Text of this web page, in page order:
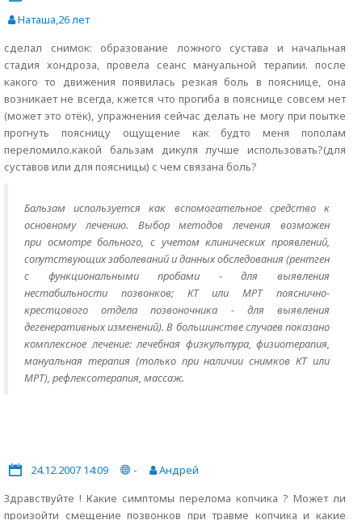
Наташа,26 лет
сделал снимок: образование ложного сустава и начальная
стадия хондроза, провела сеанс мануальной терапии. после
какого то движения появилась резкая боль в пояснице, она
возникает не всегда, кжется что прогиба в пояснице совсем нет
(может это отёк), упражнения сейчас делать не могу при поытке
прогнуть поясницу ощущение как будто меня пополам
переломило.какой бальзам дикуля лучше использовать?(для
суставов или для поясницы) с чем связана боль?
Бальзам используется как вспомогательное средство к
основному лечению. Выбор методов лечения возможен
при осмотре больного, с учетом клинических проявлений,
сопутствующих заболеваний и данных обследования (рентген
с функциональными пробами - для выявления
нестабильности позвонков; КТ или МРТ пояснично-
крестцового отдела позвоночника - для выявления
дегенеративных изменений). В большинстве случаев показано
комплексное лечение: лечебная физкультура, физиотерапия,
мануальная терапия (только при наличии снимков КТ или
МРТ), рефлексотерапия, массаж.
24.12.2007 14:09 -
Андрей
Здравствуйте ! Какие симптомы перелома копчика ? Может ли
произойти смещение позвонков при травме копчика и какие